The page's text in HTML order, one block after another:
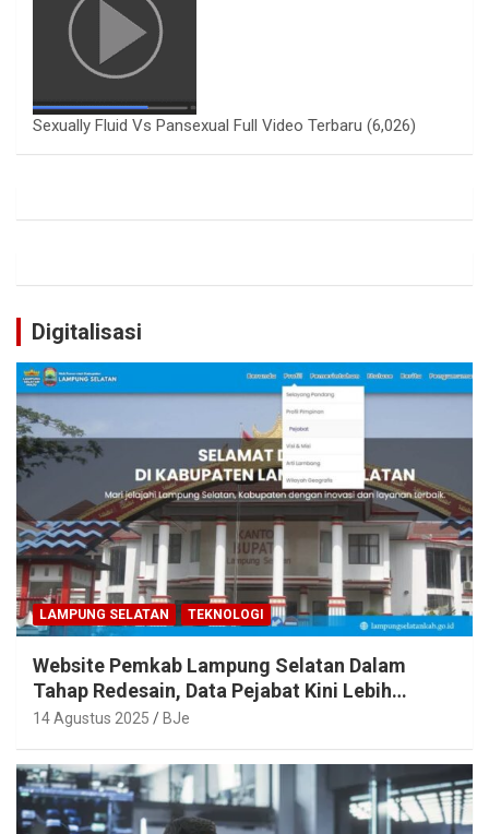
Sexually Fluid Vs Pansexual Full Video Terbaru (6,026)
Digitalisasi
LAMPUNG SELATAN TEKNOLOGI
Website Pemkab Lampung Selatan Dalam
Tahap Redesain, Data Pejabat Kini Lebih
Mudah Diakses
14 Agustus 2025 BJe